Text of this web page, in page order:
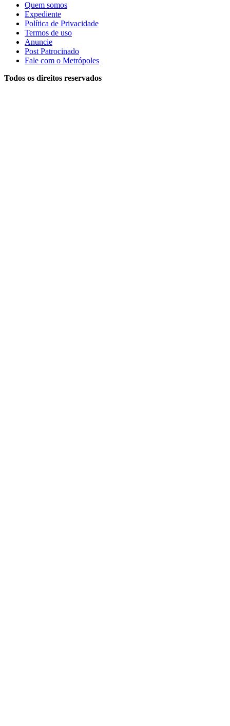
Quem somos
Expediente
Política de Privacidade
Termos de uso
Anuncie
Post Patrocinado
Fale com o Metrópoles
Todos os direitos reservados